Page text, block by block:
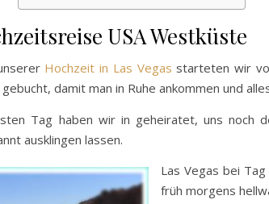
USA Westküste
Hochzeit in Las Vegas starteten wir
damit man in Ruhe ankommen und
Tag haben wir in geheiratet, uns noch
ausklingen lassen.
Las Vegas bei
früh morgens